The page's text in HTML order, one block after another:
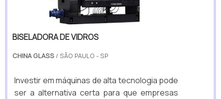
BISELADORA DE VIDROS
CHINA GLASS / SÃO PAULO - SP
Investir em máquinas de alta tecnologia pode
ser a alternativa certa para que empresas